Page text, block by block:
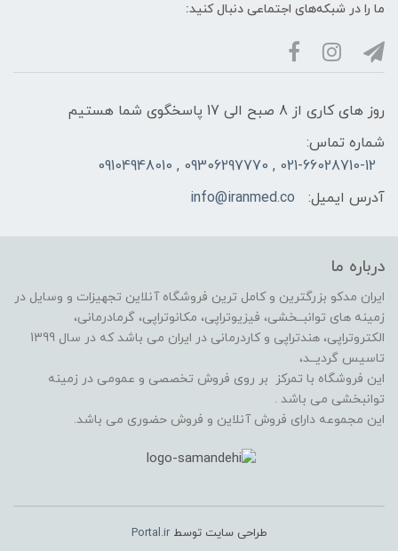
ما را در شبکه‌های اجتماعی دنبال کنید:
روز های کاری از 8 صبح الی 17 پاسخگوی شما هستیم
شماره تماس:
021-66028710-12 , 09306297770 , 09104948010
آدرس ایمیل:
info@iranmed.co
درباره ما
ایران مدکو بزرگترین و کامل ترین فروشگاه آنلاین تجهیزات و وسایل در
زمینه های توانبــخشی، فیزیوتراپی، مکانوتراپی، گرمادرمانی،
الکتروتراپی، هندتراپی و کاردرمانی در ایران می باشد که در سال 1399
تاسیس گردیــد،
این فروشگاه با تمرکز بر روی فروش تخصصی و عمومی در زمینه
توانبخشی می باشد .
این مجموعه دارای فروش آنلاین و فروش حضوری می باشد.
طراحی سایت توسطPortal.ir